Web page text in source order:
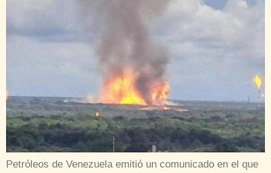
Petróleos de Venezuela emitió un comunicado en el que